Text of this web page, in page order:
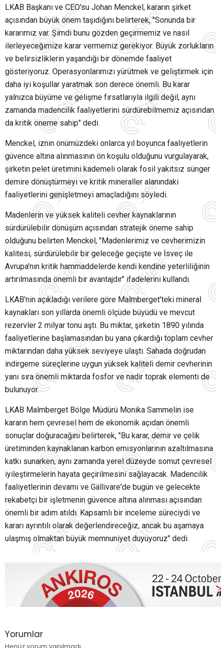
LKAB Başkanı ve CEO'su Johan Menckel, kararın şirket
açısından büyük önem taşıdığını belirterek, "Sonunda bir
kararımız var. Şimdi bunu gözden geçirmemiz ve nasıl
ilerleyeceğimize karar vermemiz gerekiyor. Büyük zorlukların
ve belirsizliklerin yaşandığı bir dönemde faaliyet
gösteriyoruz. Operasyonlarımızı yürütmek ve geliştirmek için
daha iyi koşullar yaratmak son derece önemli. Bu karar
yalnızca büyüme ve gelişme fırsatlarıyla ilgili değil, aynı
zamanda madencilik faaliyetlerini sürdürebilmemiz açısından
da kritik öneme sahip" dedi.
Menckel, iznin önümüzdeki onlarca yıl boyunca faaliyetlerin
güvence altına alınmasının ön koşulu olduğunu vurgulayarak,
şirketin pelet üretimini kademeli olarak fosil yakıtsız sünger
demire dönüştürmeyi ve kritik mineraller alanındaki
faaliyetlerini genişletmeyi amaçladığını söyledi.
Madenlerin ve yüksek kaliteli cevher kaynaklarının
sürdürülebilir dönüşüm açısından stratejik öneme sahip
olduğunu belirten Menckel, "Madenlerimiz ve cevherimizin
kalitesi, sürdürülebilir bir geleceğe geçişte ve İsveç ile
Avrupa'nın kritik hammaddelerde kendi kendine yeterliliğinin
artırılmasında önemli bir avantajdır" ifadelerini kullandı.
LKAB'nin açıkladığı verilere göre Malmberget'teki mineral
kaynakları son yıllarda önemli ölçüde büyüdü ve mevcut
rezervler 2 milyar tonu aştı. Bu miktar, şirketin 1890 yılında
faaliyetlerine başlamasından bu yana çıkardığı toplam cevher
miktarından daha yüksek seviyeye ulaştı. Sahada doğrudan
indirgeme süreçlerine uygun yüksek kaliteli demir cevherinin
yanı sıra önemli miktarda fosfor ve nadir toprak elementi de
bulunuyor.
LKAB Malmberget Bölge Müdürü Monika Sammelin ise
kararın hem çevresel hem de ekonomik açıdan önemli
sonuçlar doğuracağını belirterek, "Bu karar, demir ve çelik
üretiminden kaynaklanan karbon emisyonlarının azaltılmasına
katkı sunarken, aynı zamanda yerel düzeyde somut çevresel
iyileştirmelerin hayata geçirilmesini sağlayacak. Madencilik
faaliyetlerinin devamı ve Gällivare'de bugün ve gelecekte
rekabetçi bir işletmenin güvence altına alınması açısından
önemli bir adım atıldı. Kapsamlı bir inceleme süreciydi ve
kararı ayrıntılı olarak değerlendireceğiz, ancak bu aşamaya
ulaşmış olmaktan büyük memnuniyet duyuyoruz" dedi.
Yorumlar